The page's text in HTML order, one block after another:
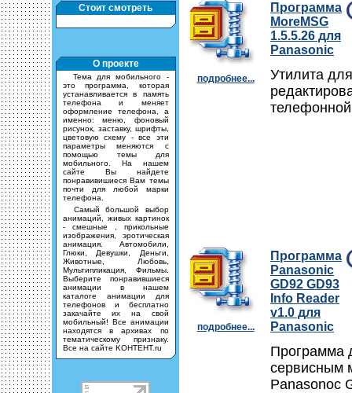
Стоит смотреть
О проекте
Тема для мобильного -
это программа, которая
устанавливается в память
телефона и меняет
оформление телефона, а
именно: меню, фоновый
рисунок, заставку, шрифты,
цветовую схему - все эти
параметры меняются с
помощью темы для
мобильного. На нашем
сайте Вы найдете
понравивишиеся Вам темы
почти для любой марки
телефона.
Самый большой выбор
анимаций, живых картинок
- смешные , прикольные
изображения, эротическая
анимация. Автомобили,
Глюки, Девушки, Деньги,
Животные, Любовь,
Мультипликация, Фильмы.
Выберите понравившиеся
анимации в нашем
каталоге анимации для
телефонов и бесплатно
закачайте их на свой
мобильный! Все анимации
находятся в архивах по
тематическому признаку.
Все на сайте KOHTEHT.ru
подробнее...
Программа
MoreMSG
1.5.5.26 для
Panasonic
Утилита для
подробнее...
Программа
Panasonic
GD92 GD93
Info Reader
v1.0 для
Panasonic
Программа
сервисным
Panasonoc